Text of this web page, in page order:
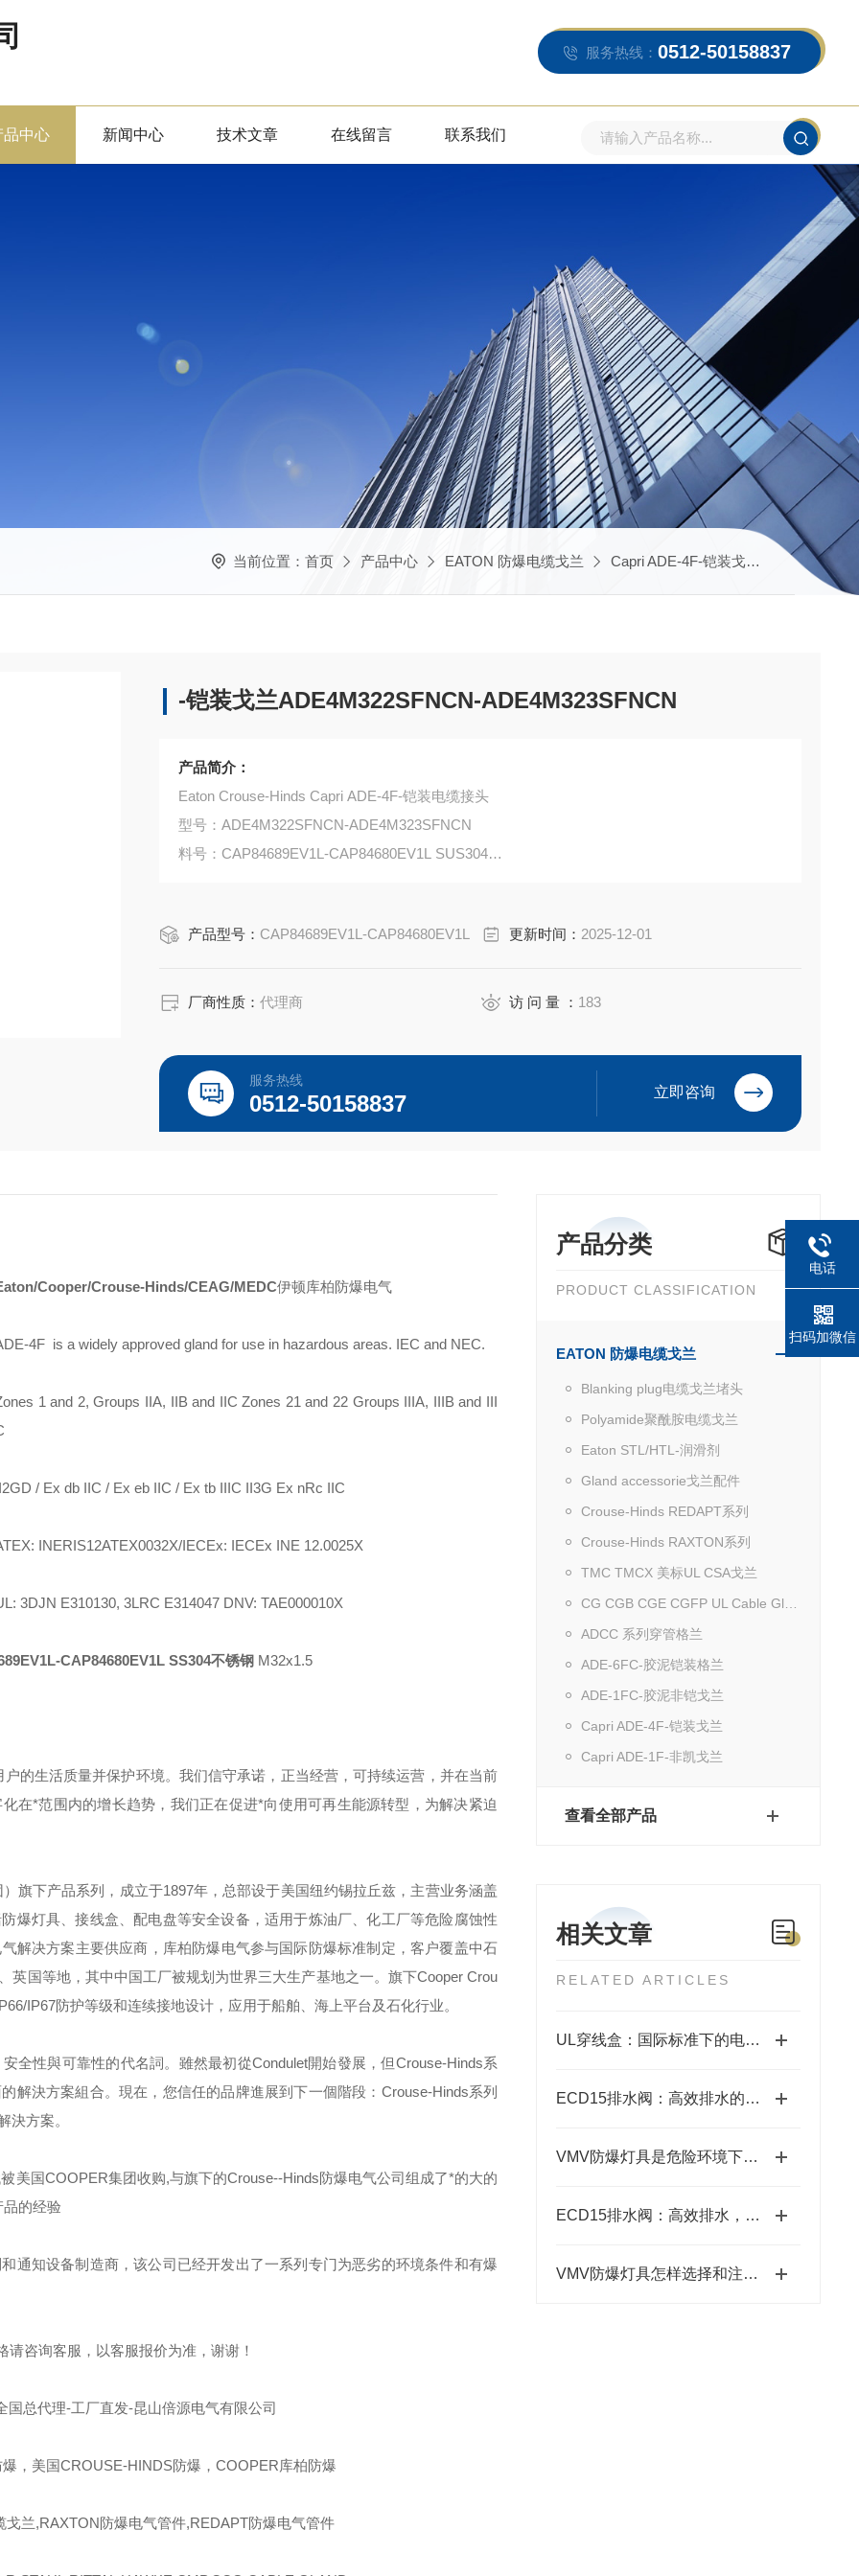
服务热线： 0512-50158837
品中心 新闻中心 技术文章 在线留言 联系我们
当前位置： 首页 产品中心 EATON 防爆电缆戈兰 Capri ADE-4F-铠装戈兰
-铠装戈兰ADE4M322SFNCN-ADE4M323SFNCN
产品简介：
Eaton Crouse-Hinds Capri ADE-4F-铠装电缆接头
型号：ADE4M322SFNCN-ADE4M323SFNCN
料号：CAP84689EV1L-CAP84680EV1L SUS304
产品型号： CAP84689EV1L-CAP84680EV1L 更新时间： 2025-12-01
厂商性质：代理商 访 问 量 ： 183
服务热线
0512-50158837 立即咨询
产品分类
PRODUCT CLASSIFICATION
EATON 防爆电缆戈兰
Blanking plug电缆戈兰堵头
Polyamide聚酰胺电缆戈兰
Eaton STL/HTL-润滑剂
Gland accessorie戈兰配件
Crouse-Hinds REDAPT系列
Crouse-Hinds RAXTON系列
TMC TMCX 美标UL CSA戈兰
ADCC 系列穿管格兰
ADE-6FC-胶泥铠装格兰
ADE-1FC-胶泥非铠戈兰
Capri ADE-4F-铠装戈兰
Capri ADE-1F-非凯戈兰
查看全部产品
相关文章
RELATED ARTICLES
UL穿线盒：国际标准下的电气管路连接与保护节点
ECD15排水阀：高效排水的理想之选
VMV防爆灯具是危险环境下的光明守护者
ECD15排水阀：高效排水，畅行无阻
VMV防爆灯具怎样选择和注意事项
Cooper/Crouse-Hinds/CEAG/MEDC伊顿库柏防爆电气
4F is a widely approved gland for use in hazardous areas. IEC and NEC.
1 and 2, Groups IIA, IIB and IIC Zones 21 and 22 Groups IIIA, IIIB and III
/ Ex db IIC / Ex eb IIC / Ex tb IIIC II3G Ex nRc IIC
INERIS12ATEX0032X/IECEx: IECEx INE 12.0025X
3DJN E310130, 3LRC E314047 DNV: TAE000010X
CAP84680EV1L SS304不锈钢 M32x1.5
的生活质量并保护环境。我们信守承诺，正当经营，可持续运营，并在当前
在*范围内的增长趋势，我们正在促进*向使用可再生能源转型，为解决紧迫
旗下产品系列，成立于1897年，总部设于美国纽约锡拉丘兹，主营业务涵盖
爆灯具、接线盒、配电盘等安全设备，适用于炼油厂、化工厂等危险腐蚀性
解决方案主要供应商，库柏防爆电气参与国际防爆标准制定，客户覆盖中石
英国等地，其中中国工厂被规划为世界三大生产基地之一。旗下Cooper Crou
IP67防护等级和连续接地设计，应用于船舶、海上平台及石化行业。
全性與可靠性的代名詞。雖然最初從Condulet開始發展，但Crouse-Hinds系
解決方案組合。現在，您信任的品牌進展到下一個階段： Crouse-Hinds系列
決方案。
美国COOPER集团收购,与旗下的Crouse--Hinds防爆电气公司组成了*的大的
的经验
通知设备制造商，该公司已经开发出了一系列专门为恶劣的环境条件和有爆
请咨询客服，以客服报价为准，谢谢！
国总代理-工厂直发-昆山倍源电气有限公司
，美国CROUSE-HINDS防爆，COOPER库柏防爆
兰,RAXTON防爆电气管件,REDAPT防爆电气管件
电话
扫码加微信